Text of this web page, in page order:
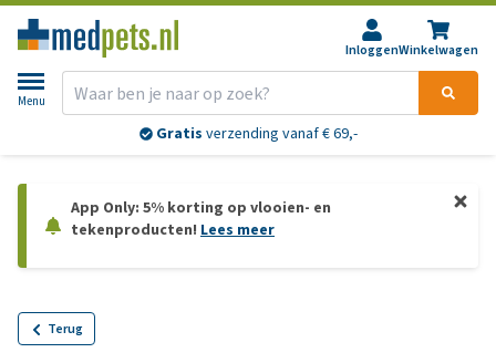
InloggenWinkelwagen
Menu
Gratis verzending vanaf € 69,-
App Only: 5% korting op vlooien- en
tekenproducten! Lees meer
Terug